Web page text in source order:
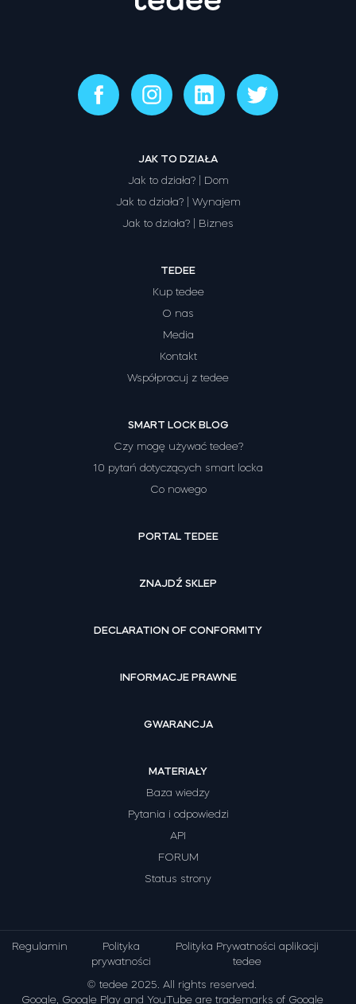
JAK TO DZIAŁA
Jak to działa? | Dom
Jak to działa? | Wynajem
Jak to działa? | Biznes
TEDEE
Kup tedee
O nas
Media
Kontakt
Współpracuj z tedee
SMART LOCK BLOG
Czy mogę używać tedee?
10 pytań dotyczących smart locka
Co nowego
PORTAL TEDEE
ZNAJDŹ SKLEP
DECLARATION OF CONFORMITY
INFORMACJE PRAWNE
GWARANCJA
MATERIAŁY
Baza wiedzy
Pytania i odpowiedzi
API
FORUM
Status strony
Regulamin
Polityka
prywatności
Polityka Prywatności aplikacji
tedee
© tedee 2025. All rights reserved.
Google, Google Play and YouTube are trademarks of Google